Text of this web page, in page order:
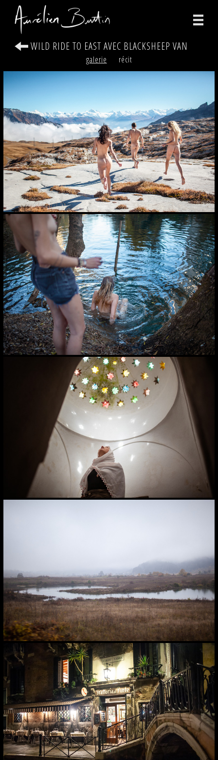
photographies
vidéos
bio
contact
facebook
instagram
version anglaise
WILD RIDE TO EAST AVEC BLACKSHEEP VAN
galerie récit